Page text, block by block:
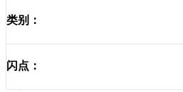
类别：
闪点：